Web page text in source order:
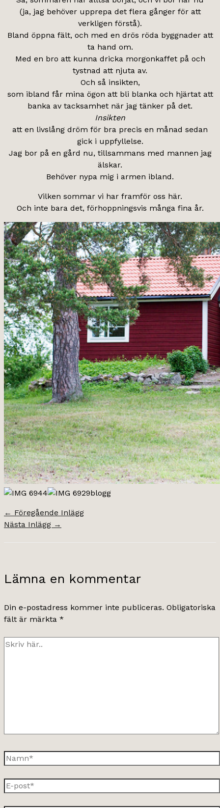
(ja, jag behöver upprepa det flera gånger för att
verkligen förstå).
Bland öppna fält, och med en drös röda byggnader att
ta hand om.
Med en bro att kunna dricka morgonkaffet på och
tystnad att njuta av.
Och så insikten,
som ibland får mina ögon att bli blanka och hjärtat att
banka av tacksamhet när jag tänker på det.
Insikten
att en livslång dröm för bra precis en månad sedan
gick i uppfyllelse.
Jag bor på en gård nu, tillsammans med mannen jag
älskar.
Behöver nypa mig i armen ibland.
Vilken sommar vi har framför oss här.
Och inte bara det, förhoppningsvis många fina år.
← Föregående Inlägg
Nästa Inlägg →
Lämna en kommentar
Din e-postadress kommer inte publiceras. Obligatoriska
fält är märkta *
Skriv
Namn*
E-
post*